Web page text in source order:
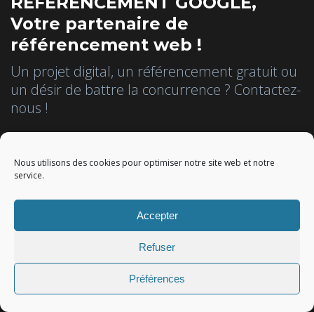
Nous utilisons des cookies pour optimiser notre site web et notre
service.
Accepter
Refuser
Préférences
Votre partenaire de
référencement web !
Un projet digital, un référencement gratuit ou
un désir de battre la concurrence ? Contactez-
nous !
Référencez-vous gratuitement
Inscrivez-vous à la Newsletter